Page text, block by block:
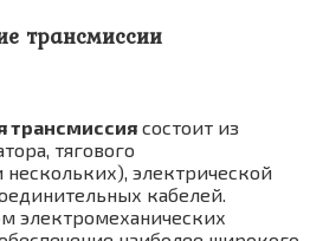
трансмиссии
трансмиссия состоит из
тягового
нескольких), электрической
кабелей.
электромеханических